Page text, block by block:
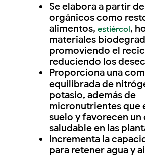
Se elabora a partir
orgánicos como
alimentos, estiércol,
materiales
promoviendo el
reduciendo los
Proporciona una
equilibrada de
potasio, además de
micronutrientes que
suelo y favorecen
saludable en las
Incrementa la
para retener agua y